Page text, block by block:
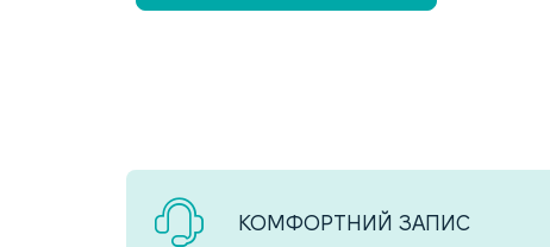
КОМФОРТНИЙ ЗАПИС